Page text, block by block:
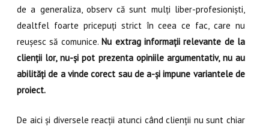
de a generaliza, observ că sunt mulți liber-profesioniști,
dealtfel foarte pricepuți strict în ceea ce fac, care nu
reușesc să comunice. Nu extrag informații relevante de la
clienții lor, nu-și pot prezenta opiniile argumentativ, nu au
abilități de a vinde corect sau de a-și impune variantele de
proiect.
De aici și diversele reacții atunci când clienții nu sunt chiar